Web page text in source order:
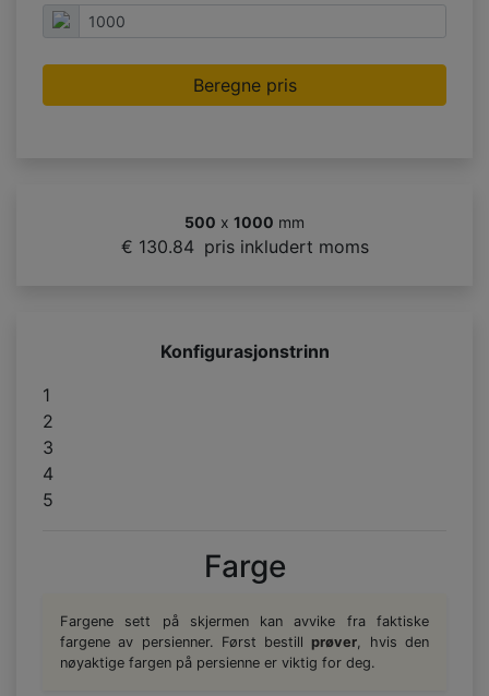
Beregne pris
500 x 1000 mm
€ 130.84 pris inkludert moms
Konfigurasjonstrinn
1
2
3
4
5
Farge
Fargene sett på skjermen kan avvike fra faktiske
fargene av persienner. Først bestillprøver, hvis den
nøyaktige fargen på persienne er viktig for deg.